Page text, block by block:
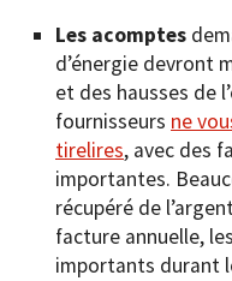
Les acomptes
d’énergie devront
et des hausses de
fournisseurs ne
tirelires, avec des
importantes.
récupéré de
facture annuelle,
importants durant